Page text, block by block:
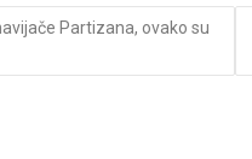
Partizana, ovako su